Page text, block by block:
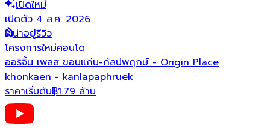
เปิดใหม่
เปิดตัว 4 ส.ค. 2026
น่าอยู่รีวิว
โครงการใหม่คอนโด
ออริจิ้น เพลส ขอนแก่น-กัลปพฤกษ์ - Origin Place
khonkaen - kanlapaphruek
ราคาเริ่มต้น฿1.79 ล้าน